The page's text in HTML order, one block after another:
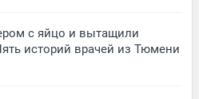
с яйцо и вытащили
историй врачей из Тюмени